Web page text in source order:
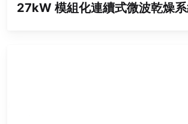
27kW 模組化連續式微波乾燥